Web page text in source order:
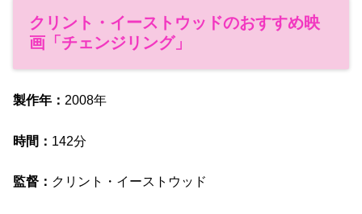
クリント・イーストウッドのおすすめ映
画「チェンジリング」
製作年： 2008年
時間： 142分
監督： クリント・イーストウッド